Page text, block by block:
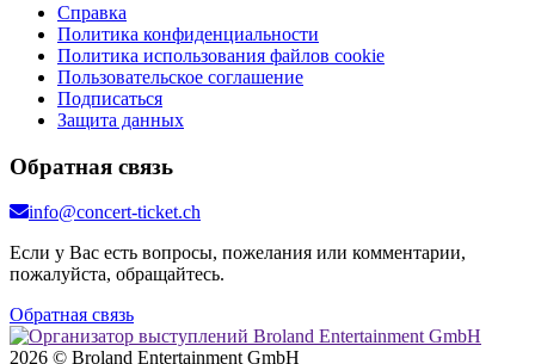
Справка
Политика конфиденциальности
Политика использования файлов cookie
Пользовательское соглашение
Подписаться
Защита данных
Обратная связь
info@concert-ticket.ch
Если у Вас есть вопросы, пожелания или комментарии,
пожалуйста, обращайтесь.
Обратная связь
2026 © Broland Entertainment GmbH